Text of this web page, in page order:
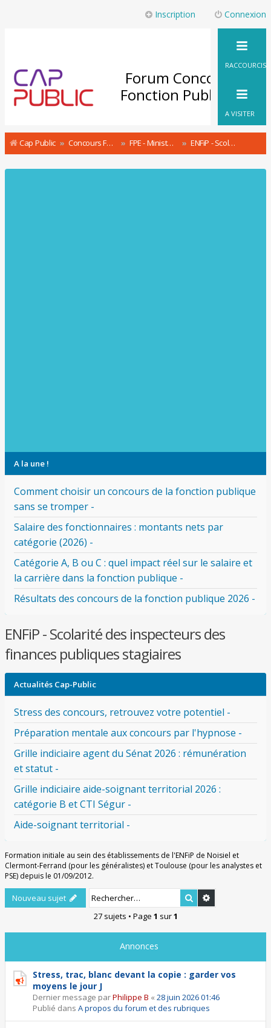
Connexion
Inscription
Forum Concours
Fonction Publique
RACCOURCIS
A VISITER
Cap Public Concours Fonction Publique : le Forum FPE - Ministère de l'Action et des Comptes Publics Concours & recrutement ENFiP - Scolarité des inspecteurs des finances publiques stagiaires
A la une !
Comment choisir un concours de la fonction publique
sans se tromper -
Salaire des fonctionnaires : montants nets par
catégorie (2026) -
Catégorie A, B ou C : quel impact réel sur le salaire et
la carrière dans la fonction publique -
Résultats des concours de la fonction publique 2026 -
ENFiP - Scolarité des inspecteurs des
finances publiques stagiaires
Actualités Cap-Public
Stress des concours, retrouvez votre potentiel -
Préparation mentale aux concours par l'hypnose -
Grille indiciaire agent du Sénat 2026 : rémunération
et statut -
Grille indiciaire aide-soignant territorial 2026 :
catégorie B et CTI Ségur -
Aide-soignant territorial -
Formation initiale au sein des établissements de l'ENFiP de Noisiel et
Clermont-Ferrand (pour les généralistes) et Toulouse (pour les analystes et
PSE) depuis le 01/09/2012.
Nouveau sujet Rechercher
27 sujets • Page 1 sur1
Annonces
Stress, trac, blanc devant la copie : garder vos
moyens le jour J
Dernier message parPhilippe B « 28 juin 2026 01:46
Publié dans A propos du forum et des rubriques